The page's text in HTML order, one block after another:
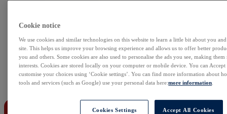
Sezon wyników w USA
Kalendarz rynkowy
Zdarzenia korporacyjne
Sentyment Klientów
Rolowania
Kontakt
Cookie notice
We use cookies and similar technologies on this website to learn a little bit about you
site. This helps us improve your browsing experience and allows us to offer better
you and others. Some cookies are also used to personalise the ads you see, making
interests. Cookies are stored locally on your computer or mobile device. You can
customise your choices using ‘Cookie settings’. You can find more information about
tools and services (such as Google) use your personal data here:more information.
Cookies Settings Accept All Cookies